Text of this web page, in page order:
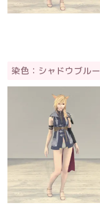
染色：シャドウブルー